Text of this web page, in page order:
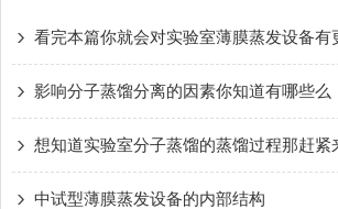
影响分子蒸馏分离的因素你知道有哪些么
中试型薄膜蒸发设备的内部结构